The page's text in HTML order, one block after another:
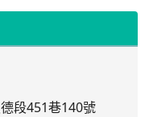
段451巷140號